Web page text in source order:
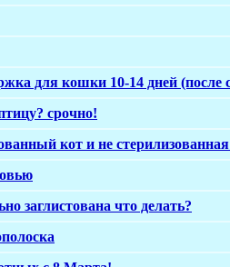
для кошки 10-14 дней (после
срочно!
кот и не
заглистована что делать?